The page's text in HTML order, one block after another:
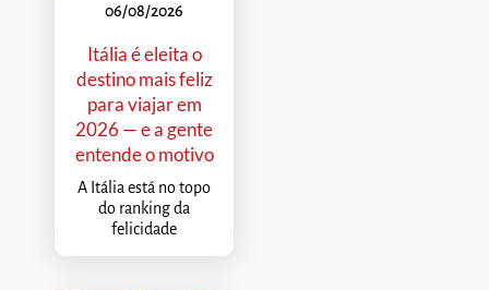
06/08/2026
Itália é eleita o
destino mais feliz
para viajar em
2026 — e a gente
entende o motivo
A Itália está no topo
do ranking da
felicidade